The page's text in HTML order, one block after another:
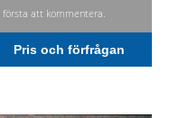
första att kommentera.
Pris och förfrågan